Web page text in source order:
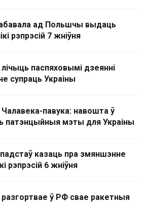
ад Польшчы выдаць
рэпрэсій 7 жніўня
паспяховымі дзеянні
супраць Украіны
павука: навошта ў
патэнцыйныя мэты для Украіны
казаць пра змяншэнне
рэпрэсій 6 жніўня
разгортвае ў РФ свае ракетныя